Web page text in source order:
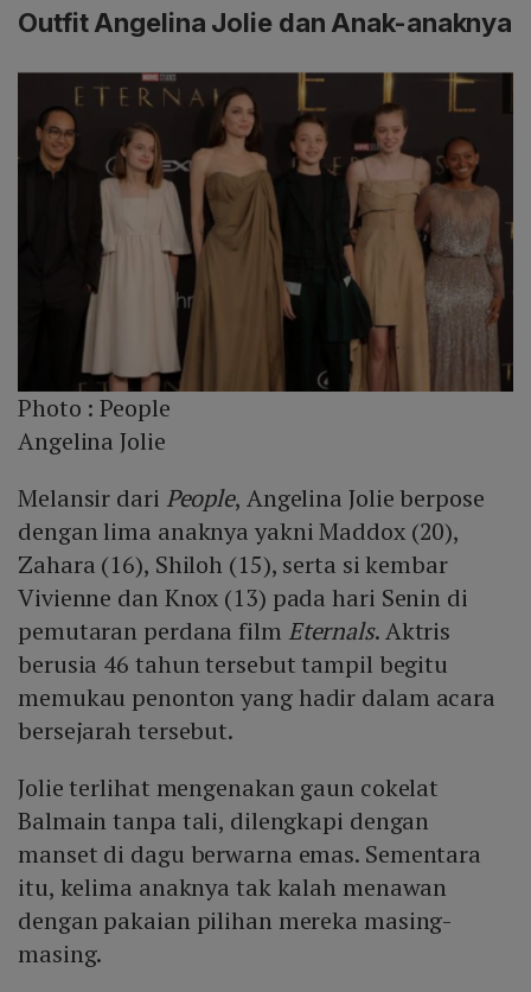
Outfit Angelina Jolie dan Anak-anaknya
Photo :People
Angelina Jolie
Melansir dari People, Angelina Jolie berpose
dengan lima anaknya yakni Maddox (20),
Zahara (16), Shiloh (15), serta si kembar
Vivienne dan Knox (13) pada hari Senin di
pemutaran perdana film Eternals. Aktris
berusia 46 tahun tersebut tampil begitu
memukau penonton yang hadir dalam acara
bersejarah tersebut.
Jolie terlihat mengenakan gaun cokelat
Balmain tanpa tali, dilengkapi dengan
manset di dagu berwarna emas. Sementara
itu, kelima anaknya tak kalah menawan
dengan pakaian pilihan mereka masing-
masing.